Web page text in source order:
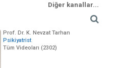
Diğer kanallar...
Prof. Dr. K. Nevzat Tarhan
Psikiyatrist
Tüm Videoları (2302)